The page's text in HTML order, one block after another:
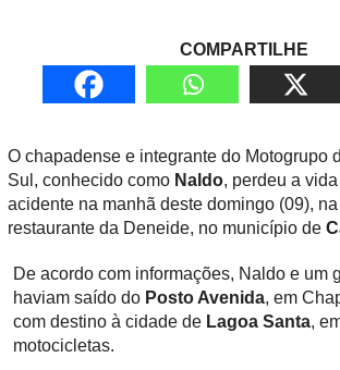
COMPARTILHE
O chapadense e integrante do Motogrupo
Sul, conhecido como Naldo, perdeu a
acidente na manhã deste domingo (09),
restaurante da Deneide, no município de
De acordo com informações, Naldo e um
haviam saído do Posto Avenida, em
com destino à cidade de Lagoa Santa,
motocicletas.